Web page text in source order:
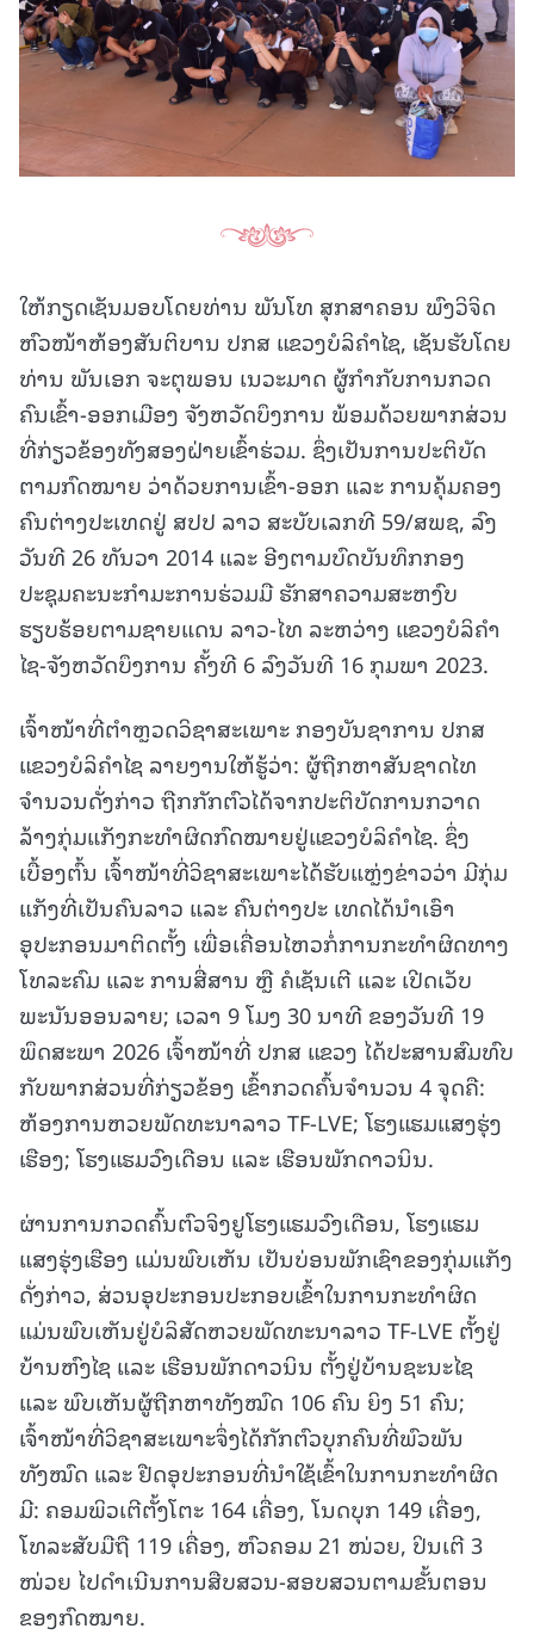
ໃຫ້ກຽດເຊັນມອບໂດຍທ່ານ ພັນໂທ ສຸກສາຄອນ ພົງວິຈິດ
ຫົວໜ້າຫ້ອງສັນຕິບານ ປກສ ແຂວງບໍລິຄຳໄຊ, ເຊັນຮັບໂດຍ
ທ່ານ ພັນເອກ ຈະຕຸພອນ ເນວະມາດ ຜູ້ກຳກັບການກວດ
ຄົນເຂົ້າ-ອອກເມືອງ ຈັງຫວັດບຶງການ ພ້ອມດ້ວຍພາກສ່ວນ
ທີ່ກ່ຽວຂ້ອງທັງສອງຝ່າຍເຂົ້າຮ່ວມ. ຊຶ່ງເປັນການປະຕິບັດ
ຕາມກົດໝາຍ ວ່າດ້ວຍການເຂົ້າ-ອອກ ແລະ ການຄຸ້ມຄອງ
ຄົນຕ່າງປະເທດຢູ່ ສປປ ລາວ ສະບັບເລກທີ 59/ສພຊ, ລົງ
ວັນທີ 26 ທັນວາ 2014 ແລະ ອີງຕາມບົດບັນທຶກກອງ
ປະຊຸມຄະນະກຳມະການຮ່ວມມື ຮັກສາຄວາມສະຫງົບ
ຮຽບຮ້ອຍຕາມຊາຍແດນ ລາວ-ໄທ ລະຫວ່າງ ແຂວງບໍລິຄໍາ
ໄຊ-ຈັງຫວັດບຶງການ ຄັ້ງທີ 6 ລົງວັນທີ 16 ກຸມພາ 2023.
ເຈົ້າໜ້າທີ່ຕໍາຫຼວດວິຊາສະເພາະ ກອງບັນຊາການ ປກສ
ແຂວງບໍລິຄໍາໄຊ ລາຍງານໃຫ້ຮູ້ວ່າ: ຜູ້ຖືກຫາສັນຊາດໄທ
ຈຳນວນດັ່ງກ່າວ ຖືກກັກຕົວໄດ້ຈາກປະຕິບັດການກວາດ
ລ້າງກຸ່ມແກັງກະທຳຜິດກົດໝາຍຢູ່ແຂວງບໍລິຄຳໄຊ. ຊຶ່ງ
ເບື້ອງຕົ້ນ ເຈົ້າໜ້າທີ່ວິຊາສະເພາະໄດ້ຮັບແຫຼ່ງຂ່າວວ່າ ມີກຸ່ມ
ແກັງທີ່ເປັນຄົນລາວ ແລະ ຄົນຕ່າງປະ ເທດໄດ້ນໍາເອົາ
ອຸປະກອນມາຕິດຕັ້ງ ເພື່ອເຄື່ອນໄຫວກໍ່ການກະທໍາຜິດທາງ
ໂທລະຄົມ ແລະ ການສື່ສານ ຫຼື ຄໍເຊັນເຕີ ແລະ ເປີດເວັບ
ພະນັນອອນລາຍ; ເວລາ 9 ໂມງ 30 ນາທີ ຂອງວັນທີ 19
ພຶດສະພາ 2026 ເຈົ້າໜ້າທີ່ ປກສ ແຂວງ ໄດ້ປະສານສົມທົບ
ກັບພາກສ່ວນທີ່ກ່ຽວຂ້ອງ ເຂົ້າກວດຄົ້ນຈໍານວນ 4 ຈຸດຄື:
ຫ້ອງການຫວຍພັດທະນາລາວ TF-LVE; ໂຮງແຮມແສງຮຸ່ງ
ເຮືອງ; ໂຮງແຮມວົງເດືອນ ແລະ ເຮືອນພັກດາວນິນ.
ຜ່ານການກວດຄົ້ນຕົວຈິງຢູໂຮງແຮມວົງເດືອນ, ໂຮງແຮມ
ແສງຮຸ່ງເຮືອງ ແມ່ນພົບເຫັນ ເປັນບ່ອນພັກເຊົາຂອງກຸ່ມແກັງ
ດັ່ງກ່າວ, ສ່ວນອຸປະກອນປະກອບເຂົ້າໃນການກະທໍາຜິດ
ແມ່ນພົບເຫັນຢູ່ບໍລິສັດຫວຍພັດທະນາລາວ TF-LVE ຕັ້ງຢູ່
ບ້ານຫົງໄຊ ແລະ ເຮືອນພັກດາວນິນ ຕັ້ງຢູ່ບ້ານຊະນະໄຊ
ແລະ ພົບເຫັນຜູ້ຖືກຫາທັງໝົດ 106 ຄົນ ຍິງ 51 ຄົນ;
ເຈົ້າໜ້າທີ່ວິຊາສະເພາະຈຶ່ງໄດ້ກັກຕົວບຸກຄົນທີ່ພົວພັນ
ທັງໝົດ ແລະ ຢືດອຸປະກອນທີ່ນໍາໃຊ້ເຂົ້າໃນການກະທໍາຜິດ
ມີ: ຄອມພິວເຕີຕັ້ງໂຕະ 164 ເຄື່ອງ, ໂນດບຸກ 149 ເຄື່ອງ,
ໂທລະສັບມືຖື 119 ເຄື່ອງ, ຫົວຄອມ 21 ໜ່ວຍ, ປິນເຕີ 3
ໜ່ວຍ ໄປດໍາເນີນການສືບສວນ-ສອບສວນຕາມຂັ້ນຕອນ
ຂອງກົດໝາຍ.